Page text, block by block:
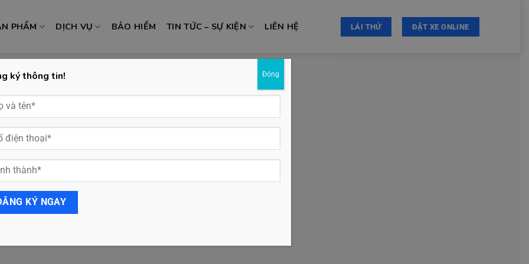
PHẨM DỊCH VỤ BẢO HIỂM TIN TỨC – SỰ KIỆN LIÊN HỆ LÁI THỬ ĐẶT XE ONLINE
ký thông tin! Đóng